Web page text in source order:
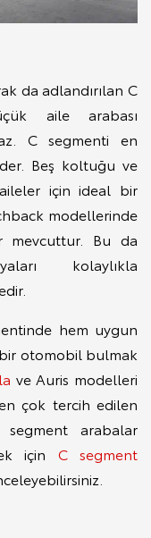
da adlandırılan C
aile arabası
C segmenti en
Beş koltuğu ve
için ideal bir
modellerinde
mevcuttur. Bu da
kolaylıkla
hem uygun
otomobil bulmak
ve Auris modelleri
çok tercih edilen
segment arabalar
için C segment